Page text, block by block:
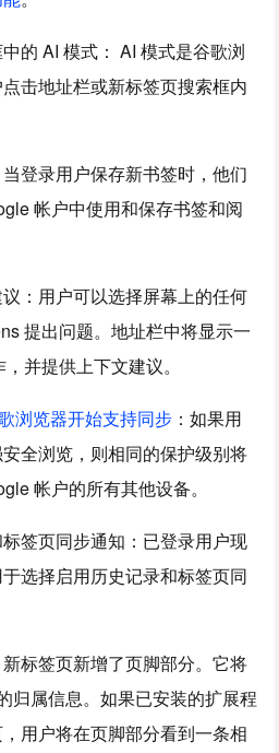
的 AI 模式： AI 模式是谷歌浏
击地址栏或新标签页搜索框内
登录用户保存新书签时，他们
帐户中使用和保存书签和阅
：用户可以选择屏幕上的任何
提出问题。地址栏中将显示一
并提供上下文建议。
浏览器开始支持同步 ：如果用
全浏览，则相同的保护级别将
帐户的所有其他设备。
签页同步通知：已登录用户现
选择启用历史记录和标签页同
标签页新增了页脚部分。它将
归属信息。如果已安装的扩展程
用户将在页脚部分看到一条相